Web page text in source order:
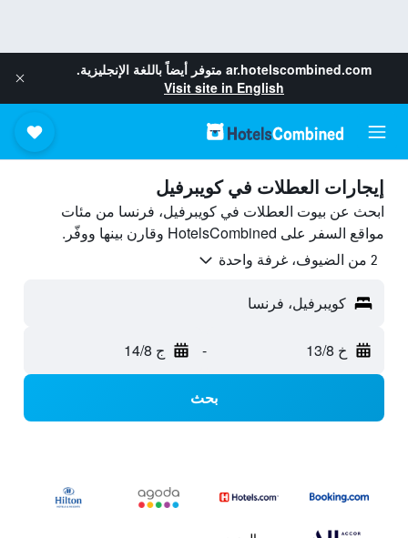
ar.hotelscombined.com متوفر أيضاً باللغة الإنجليزية.
Visit site in English
إيجارات العطلات في كويبرفيل
ابحث عن بيوت العطلات في كويبرفيل، فرنسا من مئات
مواقع السفر على HotelsCombined وقارن بينها ووفّر.
2 من الضيوف، غرفة واحدة
كويبرفيل، فرنسا
خ 13/8 - ج 14/8
بحث